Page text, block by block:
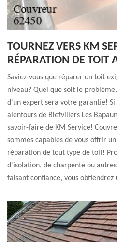
TOURNEZ VERS KM
RÉPARATION DE TOIT
Saviez-vous que réparer un toit
niveau? Quel que soit le
d'un expert sera votre garantie! Si
alentours de Biefvillers Les
savoir-faire de KM Service!
sommes capables de vous offrir
réparation de tout type de toit!
d'isolation, de charpente ou
faisant confiance, vous